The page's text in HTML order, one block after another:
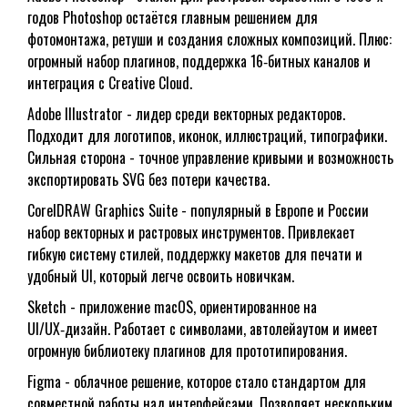
годов Photoshop остаётся главным решением для
фотомонтажа, ретуши и создания сложных композиций. Плюс:
огромный набор плагинов, поддержка 16‑битных каналов и
интеграция с Creative Cloud.
Adobe Illustrator - лидер среди векторных редакторов.
Подходит для логотипов, иконок, иллюстраций, типографики.
Сильная сторона - точное управление кривыми и возможность
экспортировать SVG без потери качества.
CorelDRAW Graphics Suite - популярный в Европе и России
набор векторных и растровых инструментов. Привлекает
гибкую систему стилей, поддержку макетов для печати и
удобный UI, который легче освоить новичкам.
Sketch - приложение macOS, ориентированное на
UI/UX‑дизайн. Работает с символами, автолейаутом и имеет
огромную библиотеку плагинов для прототипирования.
Figma - облачное решение, которое стало стандартом для